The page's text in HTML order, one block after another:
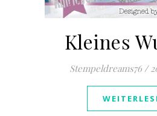
Kleines
Stempeldreams76 /